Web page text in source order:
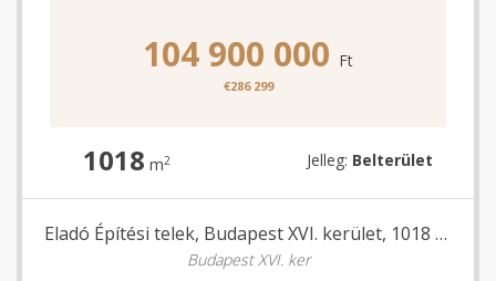
104 900 000 Ft
€286 299
1018 m2 Jelleg: Belterület
Eladó Építési telek, Budapest XVI. kerület, 1018 nm
Budapest XVI. ker